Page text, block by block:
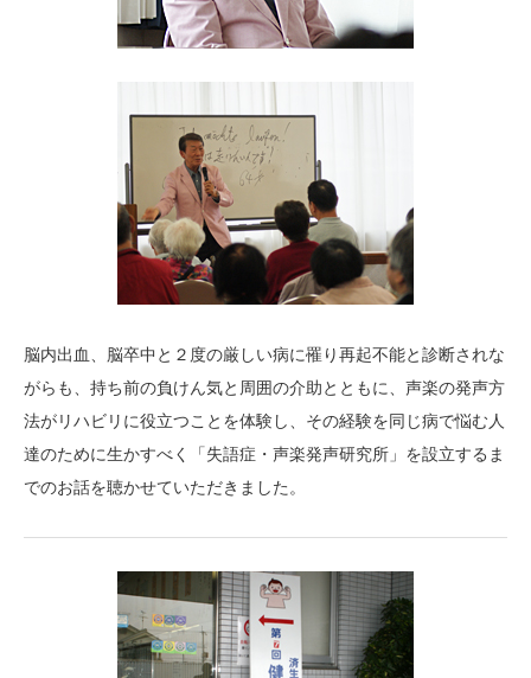
脳内出血、脳卒中と２度の厳しい病に罹り再起不能と診断されな
がらも、持ち前の負けん気と周囲の介助とともに、声楽の発声方
法がリハビリに役立つことを体験し、その経験を同じ病で悩む人
達のために生かすべく「失語症・声楽発声研究所」を設立するま
でのお話を聴かせていただきました。